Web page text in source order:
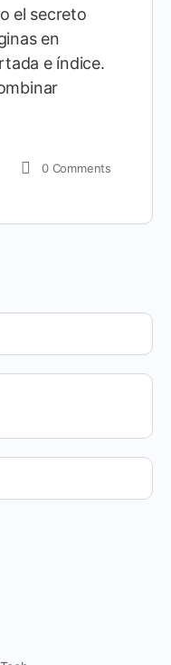
el secreto
en
e índice.
0 Comments